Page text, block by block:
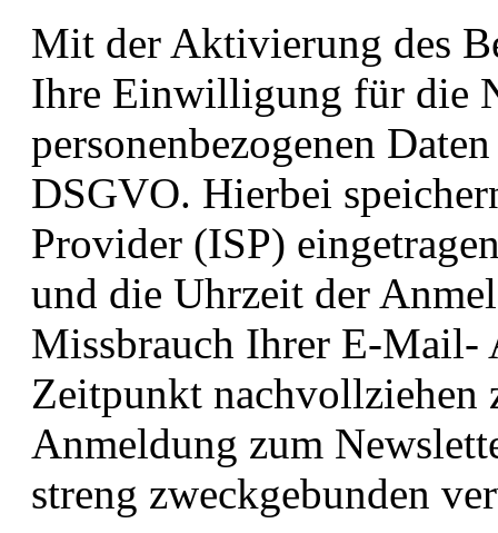
Mit der Aktivierung des
Ihre Einwilligung für die
personenbezogenen
DSGVO. Hierbei
Provider (ISP)
und die Uhrzeit der
Missbrauch Ihrer E-Mail-
Zeitpunkt nachvollziehen
Anmeldung zum
streng zweckgebunden